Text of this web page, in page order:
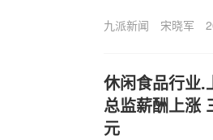
九派新闻 宋晓军
休闲食品行业.
总监薪酬上涨
元